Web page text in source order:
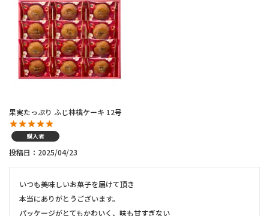
果実たっぷり ふじ林檎ケーキ 12号
購入者
投稿日 2025/04/23
いつも美味しいお菓子を届けて頂き
本当にありがとうございます。
パッケージがとてもかわいく、味も甘すぎない